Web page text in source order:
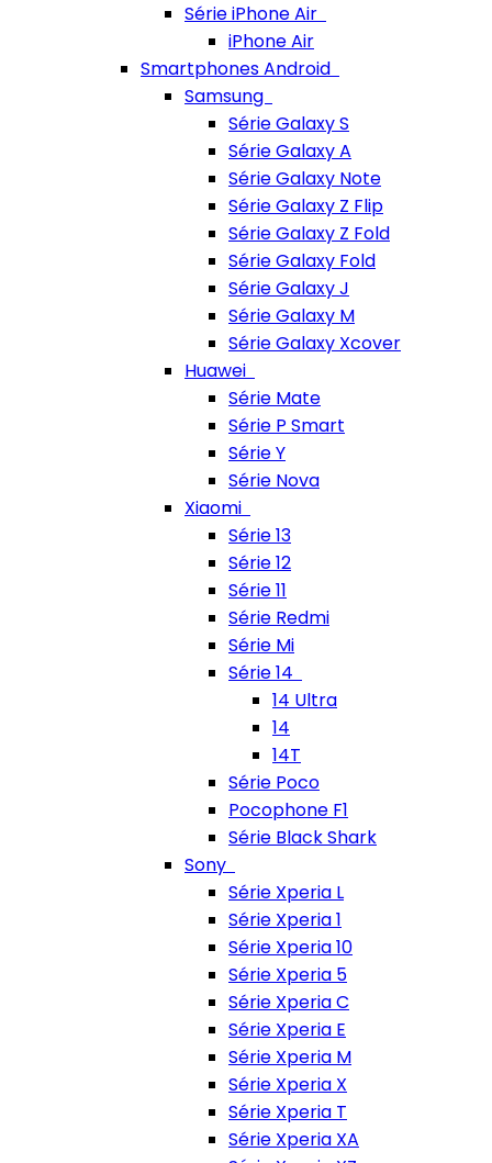
Série iPhone Air
iPhone Air
Smartphones Android
Samsung
Série Galaxy S
Série Galaxy A
Série Galaxy Note
Série Galaxy Z Flip
Série Galaxy Z Fold
Série Galaxy Fold
Série Galaxy J
Série Galaxy M
Série Galaxy Xcover
Huawei
Série Mate
Série P Smart
Série Y
Série Nova
Xiaomi
Série 13
Série 12
Série 11
Série Redmi
Série Mi
Série 14
14 Ultra
14
14T
Série Poco
Pocophone F1
Série Black Shark
Sony
Série Xperia L
Série Xperia 1
Série Xperia 10
Série Xperia 5
Série Xperia C
Série Xperia E
Série Xperia M
Série Xperia X
Série Xperia T
Série Xperia XA